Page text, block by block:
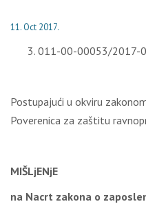
11. Oct 2017.
011-00-00053/2017-
Postupajući u okviru
Poverenica za zaštitu
MIŠLjENјE
na Nacrt zakona o